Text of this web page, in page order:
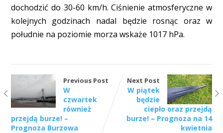
dochodzić do 30-60 km/h. Ciśnienie atmosferyczne w
kolejnych godzinach nadal będzie rosnąc oraz w
południe na poziomie morza wskaże 1017 hPa.
Previous Post
W
czwartek
również
przejdą burze! –
Prognoza Burzowa
Next Post
W piątek
będzie
ciepło oraz przejdą
burze! – Prognoza na 14
kwietnia